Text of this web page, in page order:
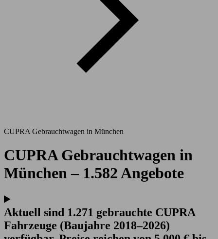
CUPRA Gebrauchtwagen in München
CUPRA Gebrauchtwagen in
München – 1.582 Angebote
Aktuell sind 1.271 gebrauchte CUPRA
Fahrzeuge (Baujahre 2018–2026)